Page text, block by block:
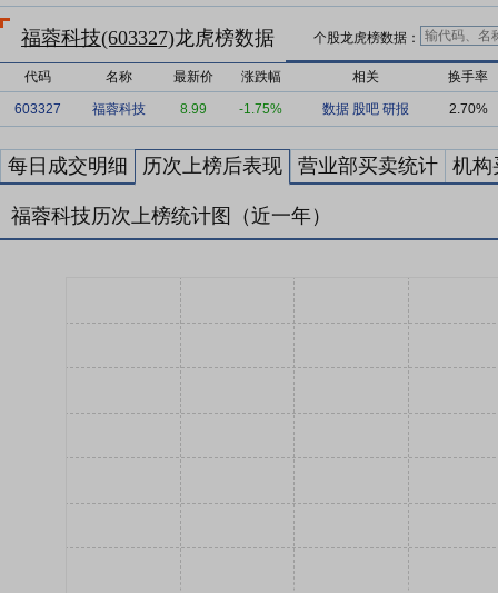
福蓉科技(603327)龙虎榜数据 个股龙虎榜数据：
代码 名称 最新价 涨跌幅 相关 换手率
603327 福蓉科技 8.99 -1.75% 数据 股吧 研报 2.70%
每日成交明细 历次上榜后表现 营业部买卖统计 机构
福蓉科技历次上榜统计图（近一年）